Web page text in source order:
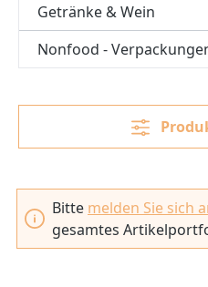
Getränke & Wein
Nonfood -
Bitte melden Sie sich
gesamtes